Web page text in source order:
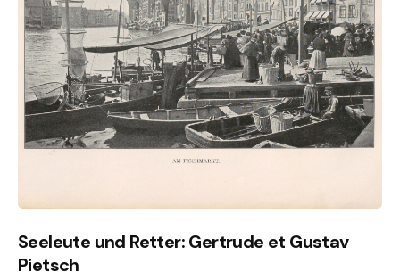
Seeleute und Retter: Gertrude et Gustav
Pietsch